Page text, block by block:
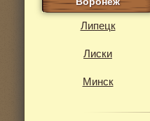
Липецк
Лиски
Минск